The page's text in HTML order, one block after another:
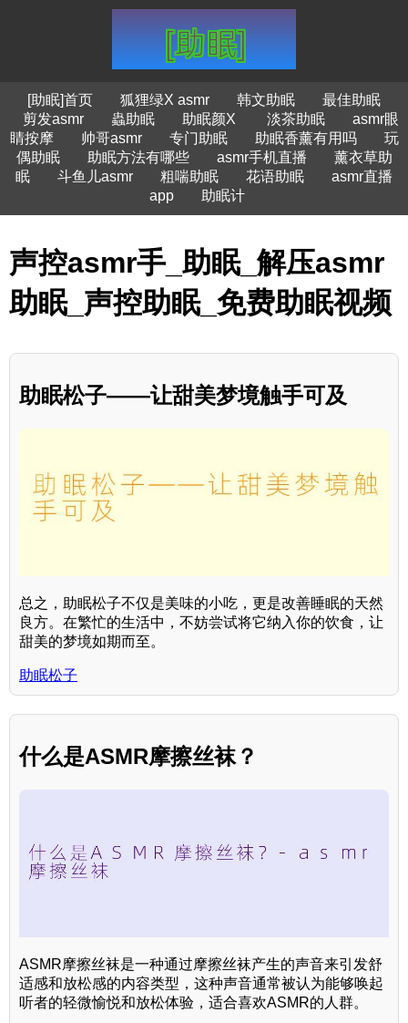
[助眠]首页 狐狸绿X asmr 韩文助眠
最佳助眠
剪发asmr
蟲助眠 助眠颜X 淡茶助眠
asmr眼
睛按摩
帅哥asmr 专门助眠 助眠香薰有用吗
玩
偶助眠
助眠方法有哪些 asmr手机直播
薰衣草助
眠
斗鱼儿asmr 粗喘助眠 花语助眠
asmr直播
app
助眠计
声控asmr手_助眠_解压asmr
助眠_声控助眠_免费助眠视频
助眠松子——让甜美梦境触手可及
总之，助眠松子不仅是美味的小吃，更是改善睡眠的天然
良方。在繁忙的生活中，不妨尝试将它纳入你的饮食，让
甜美的梦境如期而至。
助眠松子
什么是ASMR摩擦丝袜？
ASMR摩擦丝袜是一种通过摩擦丝袜产生的声音来引发舒
适感和放松感的内容类型，这种声音通常被认为能够唤起
听者的轻微愉悦和放松体验，适合喜欢ASMR的人群。